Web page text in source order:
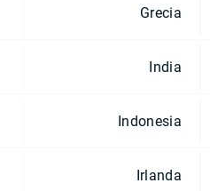
Grecia
India
Indonesia
Irlanda